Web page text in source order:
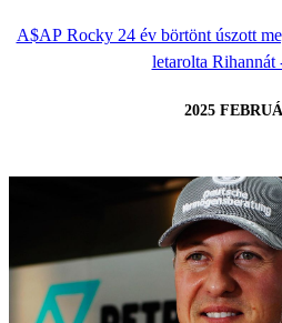
A$AP Rocky 24 év börtönt úszott
letarolta
2025